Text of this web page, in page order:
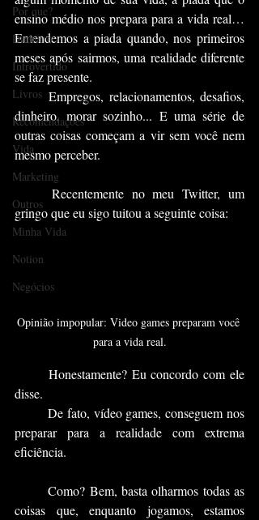
Por que?
Dinheiro
Introvertido
Livros
Recomendações
Vida
Marketing
Outros
Minha Vida
Notion
Negócios
ensino médio nos prepara para a vida real…
Entendemos a piada quando, nos primeiros
meses após sairmos, uma realidade diferente
se faz presente.
	Empregos, relacionamentos, desafios,
dinheiro, morar sozinho... E uma série de
outras coisas começam a vir sem você nem
mesmo perceber.
	Recentemente no
meu Twitter, um
gringo que eu sigo tuitou a seguinte coisa:
Opinião impopular: Video games preparam você
para a vida real.
disse.
preparar para a realidade com extrema
eficiência.
	Como? Bem, basta olharmos todas as
coisas que, enquanto jogamos, estamos